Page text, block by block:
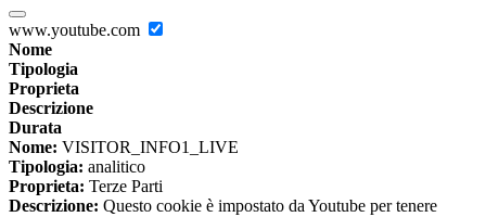
www.youtube.com
Nome
Tipologia
Proprieta
Descrizione
Durata
Nome: VISITOR_INFO1_LIVE
Tipologia: analitico
Proprieta: Terze Parti
Descrizione: Questo cookie è impostato da Youtube per tenere